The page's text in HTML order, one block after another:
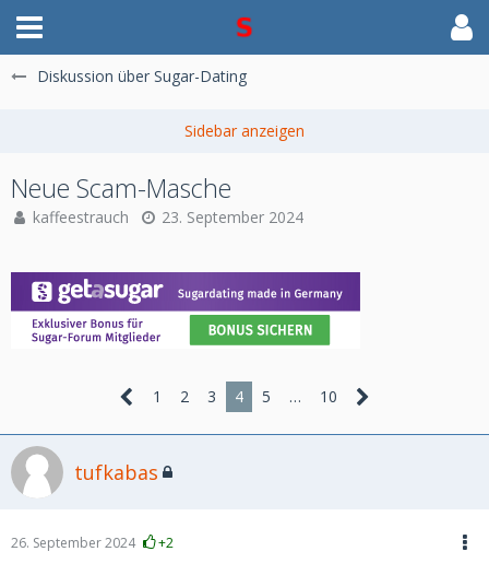
Diskussion über Sugar-Dating
Neue Scam-Masche
kaffeestrauch 23. September 2024
1 2 3 4 5 … 10
tufkabas
26. September 2024 +2